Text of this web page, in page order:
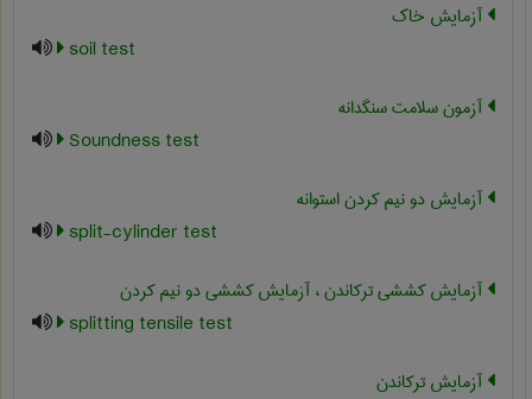
آزمایش خاک
soil test
آزمون سلامت سنگدانه
Soundness test
آزمایش دو نیم کردن استوانه
split-cylinder test
آزمایش کششی ترکاندن ، آزمایش کششی دو نیم کردن
splitting tensile test
آزمایش ترکاندن